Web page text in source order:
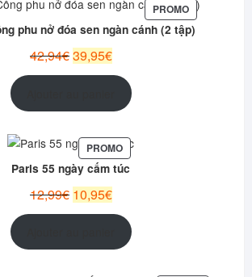
PROMOPRODUIT
EN
PROMOTION
phu nở đóa sen ngàn cánh (2 tập)
42,94€ Le
prix
39,95€Le
prix
actuel
est :
PROMOPRODUIT
EN
PROMOTION
Paris 55 ngày cấm túc
12,99€ Le
10,95€Le
actuel
est :